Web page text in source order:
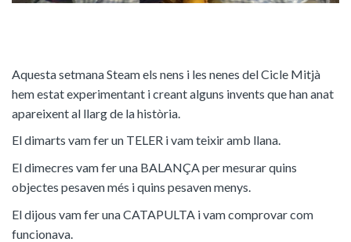
Aquesta setmana Steam els nens i les nenes del Cicle Mitjà
hem estat experimentant i creant alguns invents que han anat
apareixent al llarg de la història.
El dimarts vam fer un TELER i vam teixir amb llana.
El dimecres vam fer una BALANÇA per mesurar quins
objectes pesaven més i quins pesaven menys.
El dijous vam fer una CATAPULTA i vam comprovar com
funcionava.